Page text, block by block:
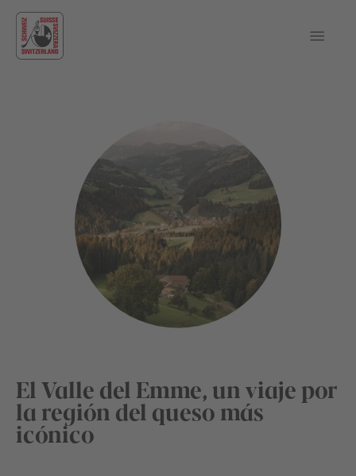
El Valle del Emme, un viaje por
la región del queso más
icónico